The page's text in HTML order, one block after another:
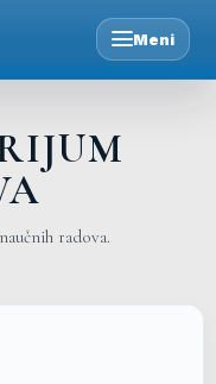
Meni
radova.